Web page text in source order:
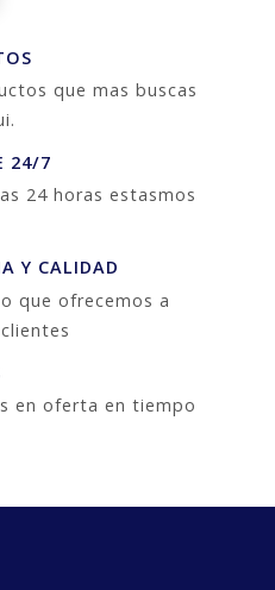
que mas buscas
24/7
24 horas estasmos
Y CALIDAD
que ofrecemos a
en oferta en tiempo